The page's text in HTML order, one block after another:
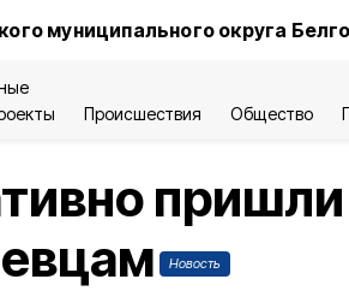
муниципального округа
Происшествия Общество
пришли
Новость